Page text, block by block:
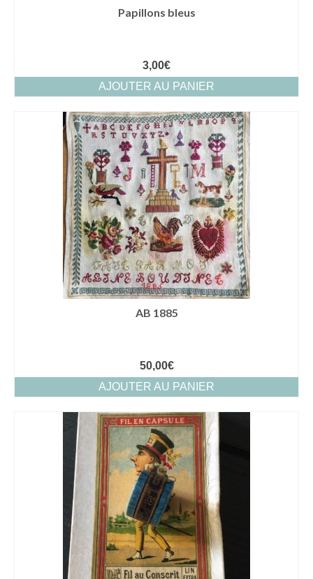
Papillons bleus
3,00€
AJOUTER AU PANIER
AB 1885
50,00€
AJOUTER AU PANIER